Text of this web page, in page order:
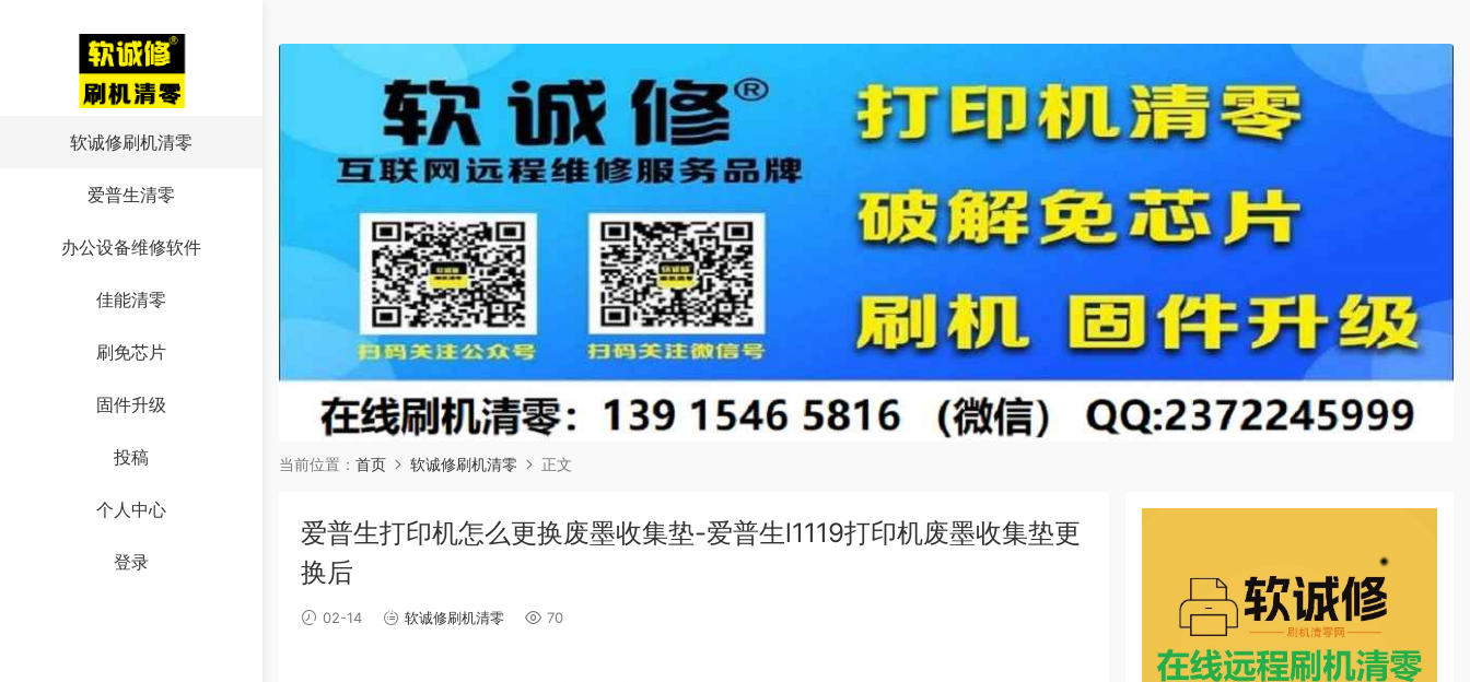
软诚修刷机清零
爱普生清零
办公设备维修软件
佳能清零
刷免芯片
固件升级
投稿
个人中心
登录
当前位置： 首页 软诚修刷机清零 正文
爱普生打印机怎么更换废墨收集垫-爱普生l1119打印机废墨收集垫更
换后
02-14 软诚修刷机清零 70